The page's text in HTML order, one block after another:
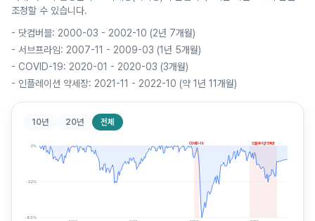
조정할 수 있습니다.
- 닷컴버블: 2000-03 - 2002-10 (2년 7개월)
- 서브프라임: 2007-11 - 2009-03 (1년 5개월)
- COVID-19: 2020-01 - 2020-03 (3개월)
- 인플레이션 약세장: 2021-11 - 2022-10 (약 1년 11개월)
10년 20년 전체
COVID-19 인플레이션 약세장
0%
-32%
-63%